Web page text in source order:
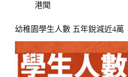
港聞
幼稚園學生人數 五年銳減近4萬